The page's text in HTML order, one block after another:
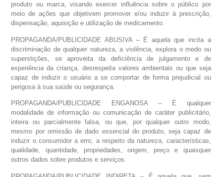
produto ou marca, visando exercer influência sobre o público por
meio de ações que objetivem promover e/ou induzir à prescrição,
dispensação, aquisição e utilização de medicamento.
PROPAGANDA/PUBLICIDADE ABUSIVA – É aquela que incita a
discriminação de qualquer natureza, a violência, explora o medo ou
superstições, se aproveita da deficiência de julgamento e de
experiência da criança, desrespeita valores ambientais ou que seja
capaz de induzir o usuário a se comportar de forma prejudicial ou
perigosa à sua saúde ou segurança.
PROPAGANDA/PUBLICIDADE ENGANOSA – É qualquer
modalidade de informação ou comunicação de caráter publicitário,
inteira ou parcialmente falsa, ou que, por qualquer outro modo,
mesmo por omissão de dado essencial do produto, seja capaz de
induzir o consumidor a erro, a respeito da natureza, características,
qualidade, quantidade, propriedades, origem, preço e quaisquer
outros dados sobre produtos e serviços.